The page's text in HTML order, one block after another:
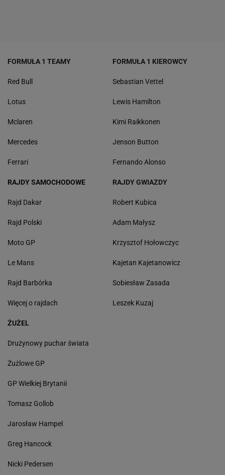
FORMUŁA 1 TEAMY
Red Bull
Lotus
Mclaren
Mercedes
Ferrari
FORMUŁA 1 KIEROWCY
Sebastian Vettel
Lewis Hamilton
Kimi Raikkonen
Jenson Button
Fernando Alonso
RAJDY SAMOCHODOWE
Rajd Dakar
Rajd Polski
Moto GP
Le Mans
Rajd Barbórka
Więcej o rajdach
RAJDY GWIAZDY
Robert Kubica
Adam Małysz
Krzysztof Hołowczyc
Kajetan Kajetanowicz
Sobiesław Zasada
Leszek Kuzaj
ŻUŻEL
Drużynowy puchar świata
Żużlowe GP
GP Wielkiej Brytanii
Tomasz Gollob
Jarosław Hampel
Greg Hancock
Nicki Pedersen